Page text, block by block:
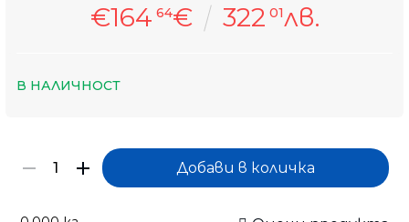
€164 64€ 322 01лв.
В НАЛИЧНОСТ